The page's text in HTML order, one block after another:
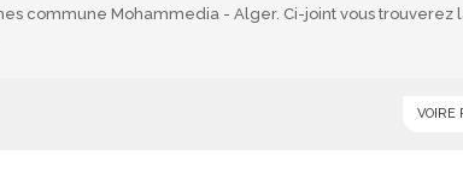
commune Mohammedia - Alger. Ci-joint vous trouverez
VOIRE